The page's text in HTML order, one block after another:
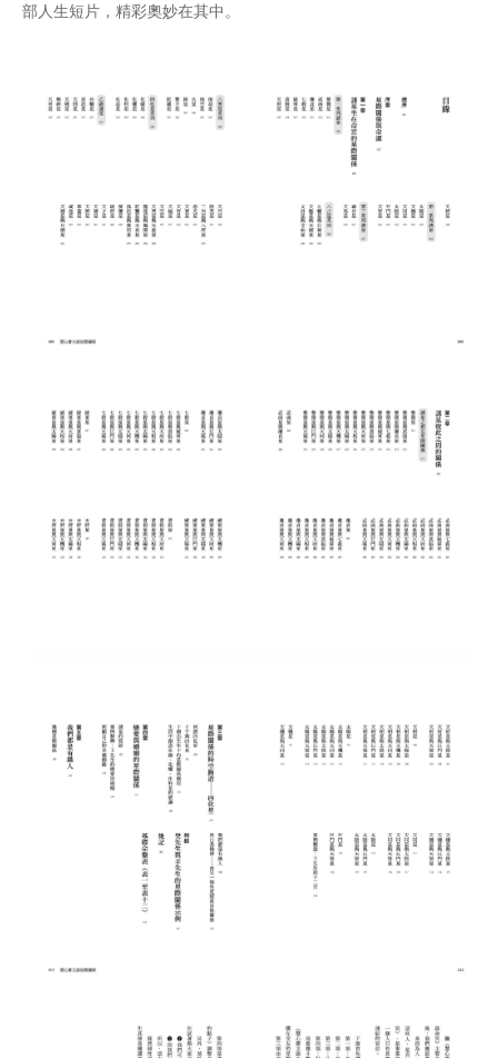
部人生短片，精彩奧妙在其中。